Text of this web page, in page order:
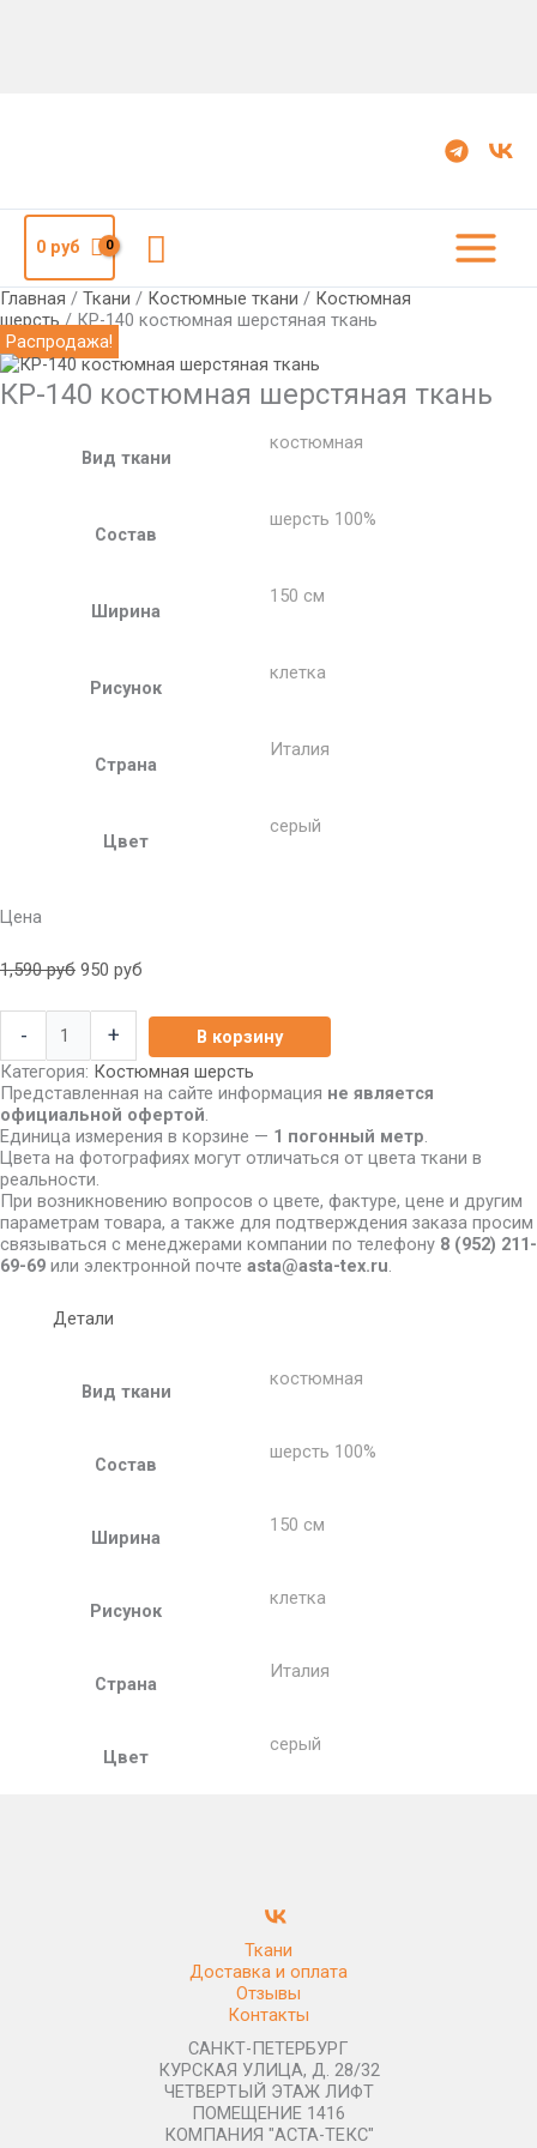
0руб Поиск
Главная / Ткани / Костюмные ткани / Костюмная
шерсть / КР-140 костюмная шерстяная ткань
Распродажа!
КР-140 костюмная шерстяная ткань
Вид ткани
костюмная
Состав
шерсть 100%
Ширина
150 см
Рисунок
клетка
Страна
Италия
Цвет
серый
Цена
1,590руб 950 руб
- +
В корзину
Категория: Костюмная шерсть
Представленная на сайте информация не является
официальной офертой.
Единица измерения в корзине — 1 погонный метр.
Цвета на фотографиях могут отличаться от цвета ткани в
реальности.
При возникновению вопросов о цвете, фактуре, цене и другим
параметрам товара, а также для подтверждения заказа просим
связываться с менеджерами компании по телефону 8 (952) 211-
69-69 или электронной почте asta@asta-tex.ru.
Детали
Вид ткани
костюмная
Состав
шерсть 100%
Ширина
150 см
Рисунок
клетка
Страна
Италия
Цвет
серый
Ткани
Доставка и оплата
Отзывы
Контакты
САНКТ-ПЕТЕРБУРГ
КУРСКАЯ УЛИЦА, Д. 28/32
ЧЕТВЕРТЫЙ ЭТАЖ ЛИФТ
ПОМЕЩЕНИЕ 1416
КОМПАНИЯ "АСТА-ТЕКС"